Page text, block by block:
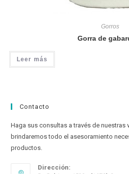
Gorros
Gorra de
Leer más
Contacto
Haga sus consultas a través de nuestras
brindaremos todo el asesoramiento
productos.
Dirección: